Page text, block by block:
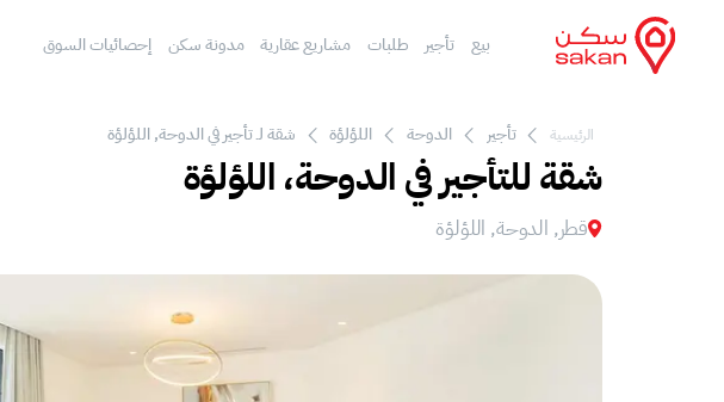
بيع تأجير طلبات مشاريع عقارية مدونة سكن إحصائيات السوق
الرئيسية تأجير الدوحة اللؤلؤة شقة لـ تأجير في الدوحة, اللؤلؤة
شقة للتأجير في الدوحة، اللؤلؤة
قطر, الدوحة, اللؤلؤة